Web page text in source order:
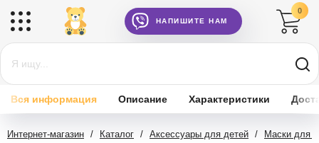
НАПИШИТЕ НАМ
0
Вся информация Описание Характеристики
Интернет-магазин / Каталог / Аксессуары для детей / Маски для